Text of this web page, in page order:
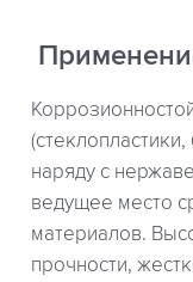
(стеклопластики,
наряду с
ведущее место
материалов.
прочности,